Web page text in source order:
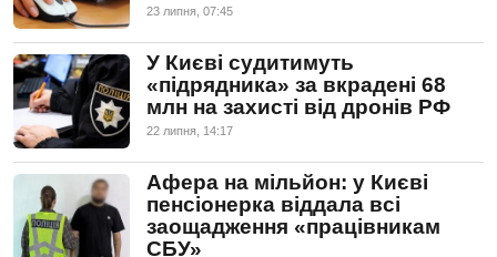
23 липня, 07:45
У Києві судитимуть
«підрядника» за вкрадені 68
млн на захисті від дронів РФ
22 липня, 14:17
Афера на мільйон: у Києві
пенсіонерка віддала всі
заощадження «працівникам
СБУ»